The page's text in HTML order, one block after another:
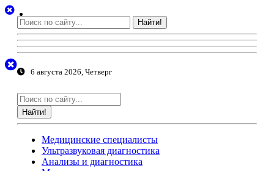
Найти!
6 августа 2026, Четверг
Найти!
Медицинские специалисты
Ультразвуковая диагностика
Анализы и диагностика